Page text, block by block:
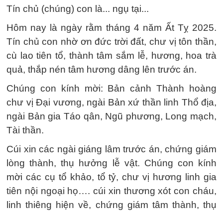
Tín chủ (chúng) con là... ngụ tại...
Hôm nay là ngày rằm tháng 4 năm Ất Tỵ 2025.
Tín chủ con nhờ ơn đức trời đất, chư vị tôn thần,
cù lao tiên tổ, thành tâm sắm lễ, hương, hoa trà
quả, thắp nén tâm hương dâng lên trước án.
Chúng con kính mời: Bản cảnh Thành hoàng
chư vị Đại vương, ngài Bản xứ thần linh Thổ địa,
ngài Bản gia Táo qân, Ngũ phương, Long mạch,
Tài thần.
Cúi xin các ngài giáng lâm trước án, chứng giám
lòng thành, thụ hưởng lễ vật. Chúng con kính
mời các cụ tổ khảo, tổ tỷ, chư vị hương linh gia
tiên nội ngoại họ…. cúi xin thương xót con cháu,
linh thiêng hiện về, chứng giám tâm thành, thụ